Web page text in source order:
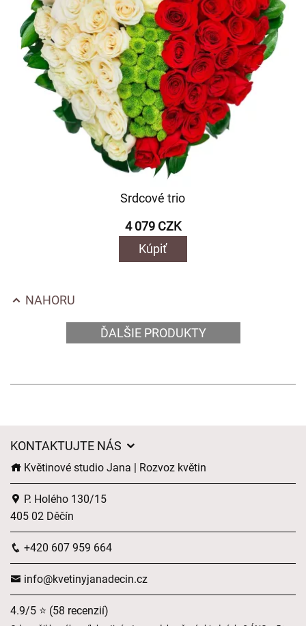
Srdcové trio
4 079 CZK
Kúpiť
NAHORU
ĎALŠIE PRODUKTY
KONTAKTUJTE NÁS
Květinové studio Jana | Rozvoz květin
P. Holého 130/15
405 02 Děčín
+420 607 959 664
info@kvetinyjanadecin.cz
4.9/5 ⭐ (58 recenzií)